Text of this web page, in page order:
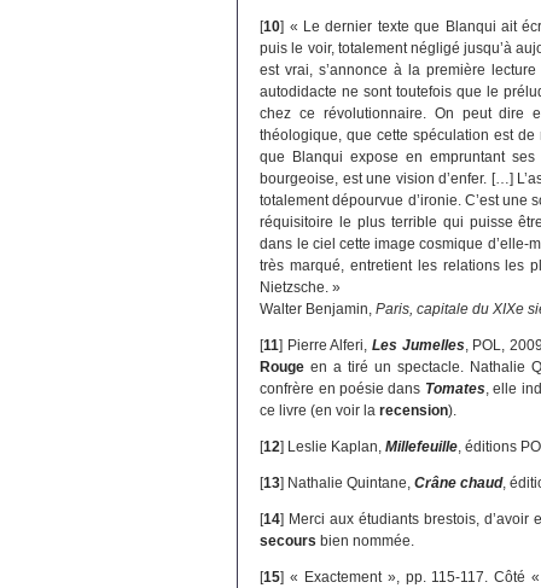
[10] « Le dernier texte que Blanqui ait
puis le voir, totalement négligé jusqu’à
est vrai, s’annonce à la première
autodidacte ne sont toutefois que le
chez ce révolutionnaire. On peut dire
théologique, que cette spéculation est
que Blanqui expose en empruntant
bourgeoise, est une vision d’enfer. […]
totalement dépourvue d’ironie. C’est une
réquisitoire le plus terrible qui puisse
dans le ciel cette image cosmique d’elle-
très marqué, entretient les relations les
Nietzsche. »
Walter Benjamin,Paris, capitale du XIXe
[11] Pierre Alferi, Les Jumelles, POL,
Rouge en a tiré un spectacle. Nathalie
confrère en poésie dans Tomates, elle
ce livre (en voir larecension).
[12] Leslie Kaplan,Millefeuille, éditions
[13] Nathalie Quintane,Crâne chaud,
[14] Merci aux étudiants brestois,
secours bien nommée.
[15]« Exactement », pp. 115-117. Côté